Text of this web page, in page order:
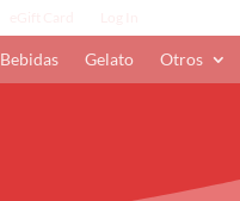
Bebidas Gelato Otros